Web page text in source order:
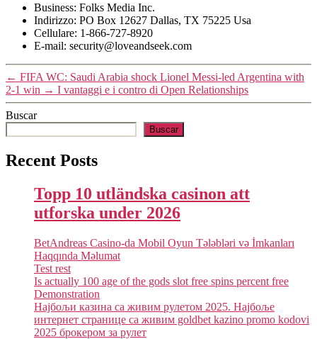
Business: Folks Media Inc.
Indirizzo: PO Box 12627 Dallas, TX 75225 Usa
Cellulare: 1-866-727-8920
E-mail: security@loveandseek.com
← FIFA WC: Saudi Arabia shock Lionel Messi-led Argentina with
2-1 win → I vantaggi e i contro di Open Relationships
Buscar
Buscar
Recent Posts
Topp 10 utländska casinon att
utforska under 2026
BetAndreas Casino-da Mobil Oyun Tələbləri və İmkanları
Haqqında Məlumat
Test rest
Is actually 100 age of the gods slot free spins percent free
Demonstration
Најбољи казина са живим рулетом 2025. Најбоље
интернет странице са живим goldbet kazino promo kodovi
2025 брокером за рулет